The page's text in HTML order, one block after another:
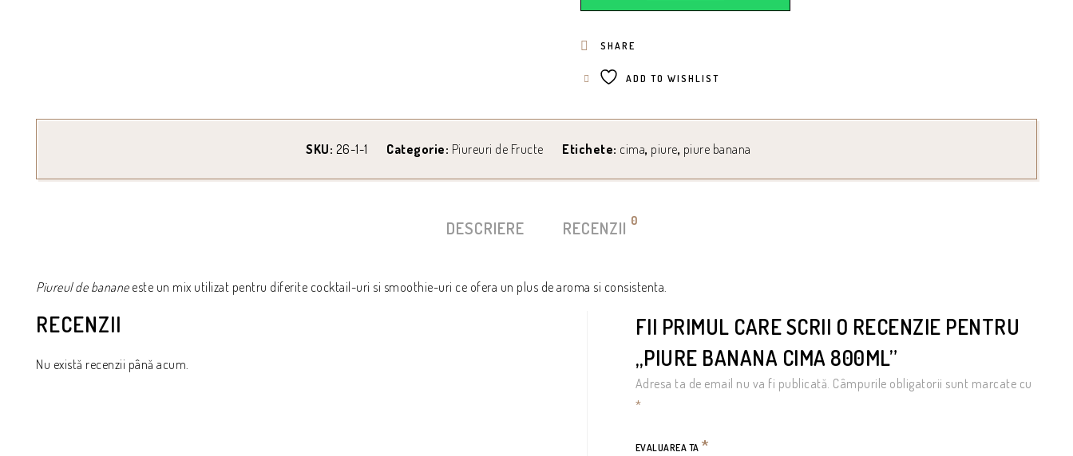
SHARE
ADD TO WISHLIST
SKU: 26-1-1 Categorie: Piureuri de Fructe Etichete: cima, piure, piure banana
DESCRIERE RECENZII 0
Piureul de bananeeste un mix utilizat pentru diferite cocktail-uri si smoothie-uri ce ofera un plus de aroma si consistenta.
RECENZII
Nu există recenzii până acum.
FII PRIMUL CARE SCRII O RECENZIE PENTRU
„PIURE BANANA CIMA 800ML”
Adresa ta de email nu va fi publicată. Câmpurile obligatorii sunt marcate cu
*
EVALUAREA TA *